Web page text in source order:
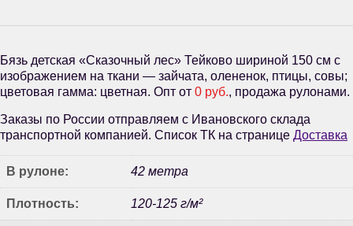
Бязь детская «Сказочный лес» Тейково шириной 150 см с
изображением на ткани — зайчата, олененок, птицы, совы;
цветовая гамма: цветная. Опт от 0 руб., продажа рулонами.
Заказы по России отправляем с Ивановского склада
транспортной компанией. Список ТК на странице Доставка
В рулоне: 42 метра
Плотность: 120-125 г/м²